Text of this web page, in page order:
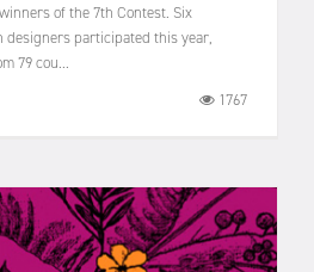
of the 7th Contest. Six
designers participated this year,
79 cou...
1767